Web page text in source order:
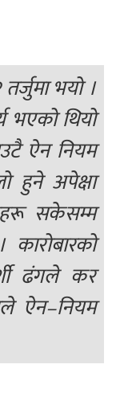
भयो ।
भएको थियो
ऐन नियम
हुने अपेक्षा
सकेसम्म
ढंगले कर
ऐन–नियम